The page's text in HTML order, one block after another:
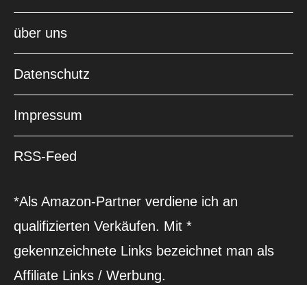
über uns
Datenschutz
Impressum
RSS-Feed
*Als Amazon-Partner verdiene ich an
qualifizierten Verkäufen. Mit *
gekennzeichnete Links bezeichnet man als
Affiliate Links / Werbung.